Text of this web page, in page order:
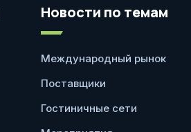
Новости по темам
Международный рынок
Поставщики
Гостиничные сети